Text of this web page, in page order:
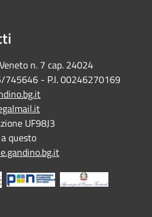
n. 7 cap. 24024
745646 - P.I. 00246270169
UF98J3
questo